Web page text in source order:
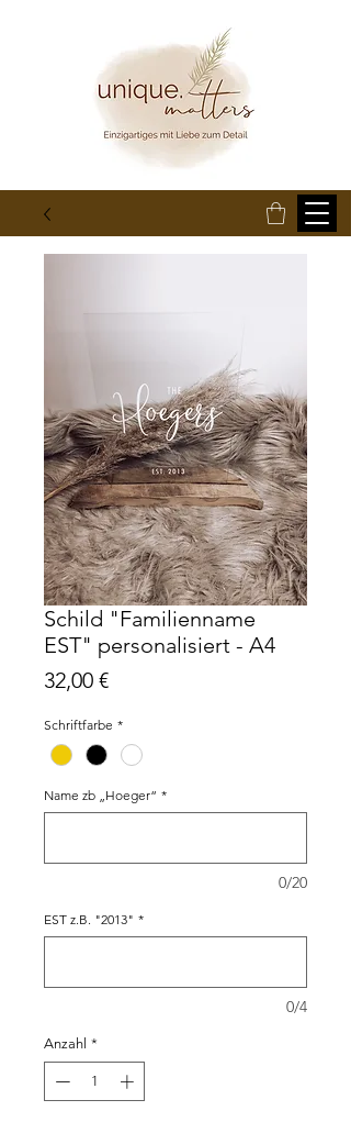
Schild "Familienname
EST" personalisiert - A4
32,00 €Preis
Schriftfarbe *
Name zb „Hoeger“ *
0/20
EST z.B. "2013" *
0/4
Anzahl *